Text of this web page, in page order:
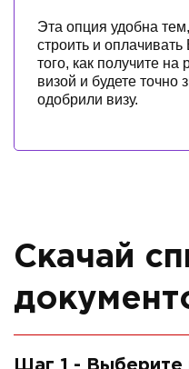
Эта опция удобна
строить и
того, как получите на
визой и будете точно
одобрили визу.
Скачай
Шаг 1 - Выберите